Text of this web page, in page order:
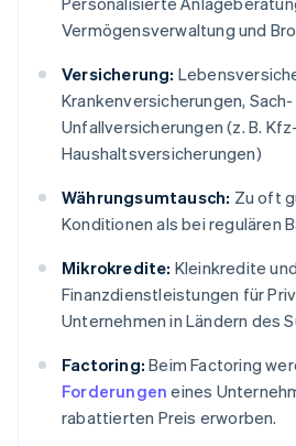
Vermögensverwaltung und
Versicherung:
Krankenversicherungen, Sach-
Unfallversicherungen (z. B.
Haushaltsversicherungen)
Währungsumtausch: Zu oft
Konditionen als bei regulären
Mikrokredite: Kleinkredite
Finanzdienstleistungen für
Unternehmen in Ländern des
Factoring: Beim Factoring
Forderungen eines
rabattierten Preis erworben.